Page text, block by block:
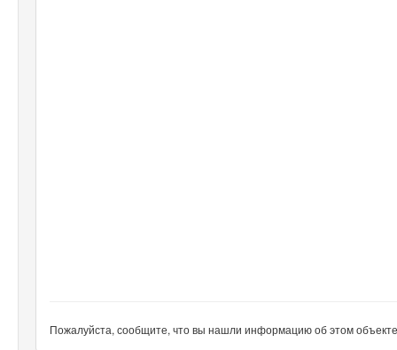
Пожалуйста, сообщите, что вы нашли информацию об этом